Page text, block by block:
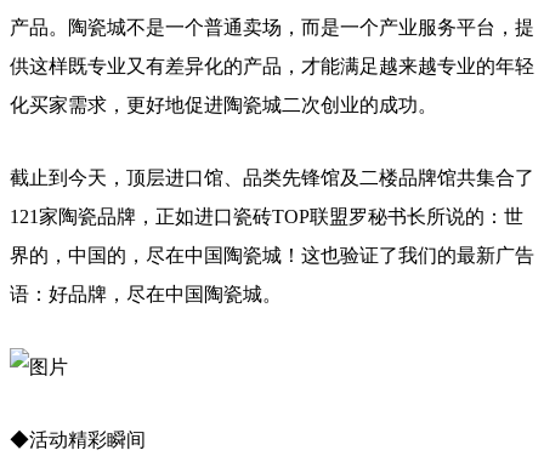
产品。陶瓷城不是一个普通卖场，而是一个产业服务平台，提
供这样既专业又有差异化的产品，才能满足越来越专业的年轻
化买家需求，更好地促进陶瓷城二次创业的成功。
截止到今天，顶层进口馆、品类先锋馆及二楼品牌馆共集合了
121家陶瓷品牌，正如进口瓷砖TOP联盟罗秘书长所说的：世
界的，中国的，尽在中国陶瓷城！这也验证了我们的最新广告
语：好品牌，尽在中国陶瓷城。
◆活动精彩瞬间